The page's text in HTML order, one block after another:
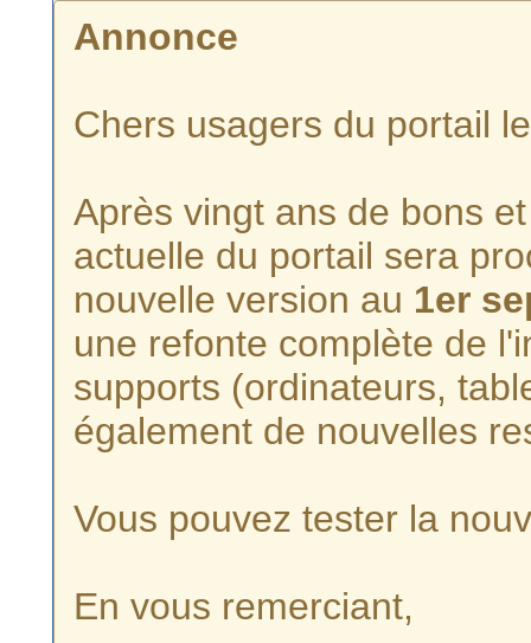
Annonce
Chers usagers du portail
Après vingt ans de bons
actuelle du portail sera
nouvelle version au 1er
une refonte complète de
supports (ordinateurs,
également de nouvelles
Vous pouvez tester la
En vous remerciant,